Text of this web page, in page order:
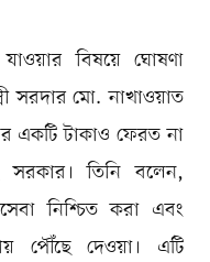
বিষয়ে ঘোষণা
সরদার মো. নাখাওয়াত
একটি টাকাও ফেরত না
তিনি বলেন,
নিশ্চিত করা এবং
পৌঁছে দেওয়া। এটি